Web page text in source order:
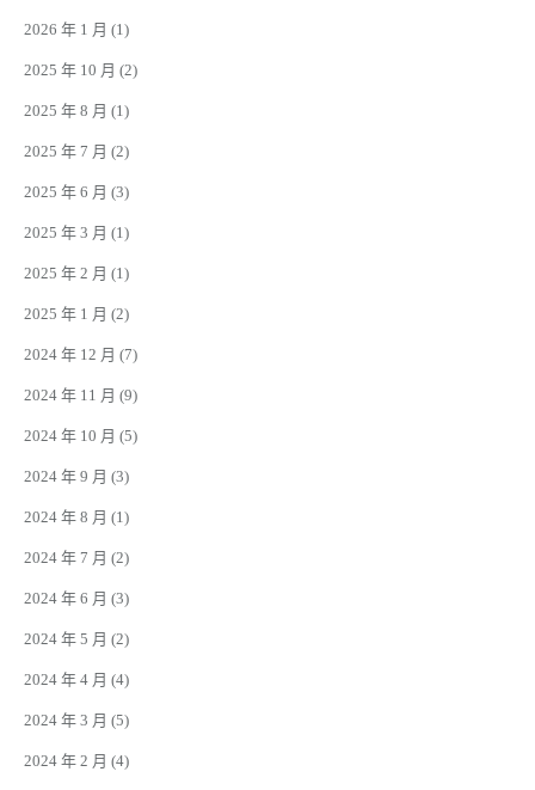
2026 年 1 月 (1)
2025 年 10 月 (2)
2025 年 8 月 (1)
2025 年 7 月 (2)
2025 年 6 月 (3)
2025 年 3 月 (1)
2025 年 2 月 (1)
2025 年 1 月 (2)
2024 年 12 月 (7)
2024 年 11 月 (9)
2024 年 10 月 (5)
2024 年 9 月 (3)
2024 年 8 月 (1)
2024 年 7 月 (2)
2024 年 6 月 (3)
2024 年 5 月 (2)
2024 年 4 月 (4)
2024 年 3 月 (5)
2024 年 2 月 (4)